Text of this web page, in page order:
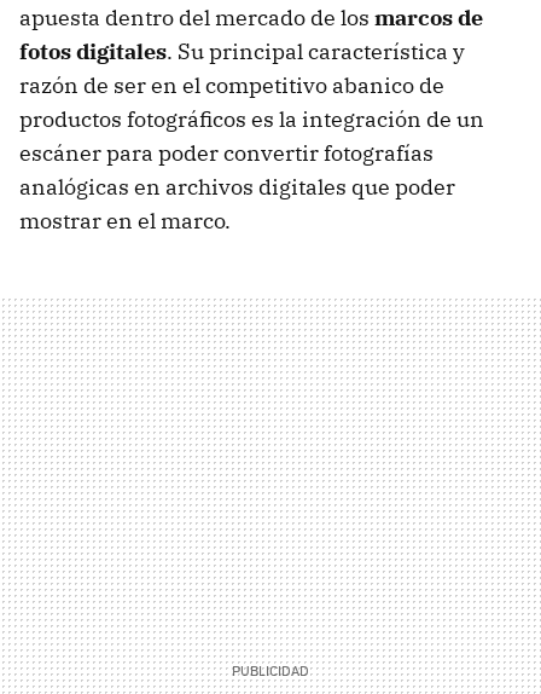
apuesta dentro del mercado de los marcos de
fotos digitales. Su principal característica y
razón de ser en el competitivo abanico de
productos fotográficos es la integración de un
escáner para poder convertir fotografías
analógicas en archivos digitales que poder
mostrar en el marco.